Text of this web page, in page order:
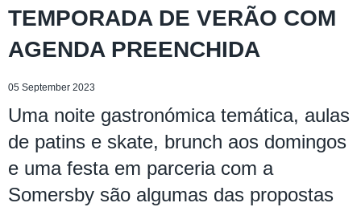
TEMPORADA DE VERÃO COM
AGENDA PREENCHIDA
05 September 2023
Uma noite gastronómica temática, aulas
de patins e skate, brunch aos domingos
e uma festa em parceria com a
Somersby são algumas das propostas